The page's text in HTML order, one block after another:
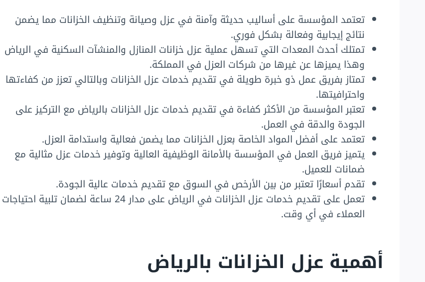
تعتمد المؤسسة على أساليب حديثة وآمنة في عزل وصيانة وتنظيف الخزانات مما يضمن
نتائج إيجابية وفعالة بشكل فوري.
تمتلك أحدث المعدات التي تسهل عملية عزل خزانات المنازل والمنشآت السكنية في الرياض
وهذا يميزها عن غيرها من شركات العزل في المملكة.
تمتاز بفريق عمل ذو خبرة طويلة في تقديم خدمات عزل الخزانات وبالتالي تعزز من كفاءتها
واحترافيتها.
تعتبر المؤسسة من الأكثر كفاءة في تقديم خدمات عزل الخزانات بالرياض مع التركيز على
الجودة والدقة في العمل.
تعتمد على أفضل المواد الخاصة بعزل الخزانات مما يضمن فعالية واستدامة العزل.
يتميز فريق العمل في المؤسسة بالأمانة الوظيفية العالية وتوفير خدمات عزل مثالية مع
ضمانات للعميل.
تقدم أسعارًا تعتبر من بين الأرخص في السوق مع تقديم خدمات عالية الجودة.
تعمل على تقديم خدمات عزل الخزانات في الرياض على مدار 24 ساعة لضمان تلبية احتياجات
العملاء في أي وقت.
أهمية عزل الخزانات بالرياض